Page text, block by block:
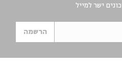
ישר למייל
הרשמה